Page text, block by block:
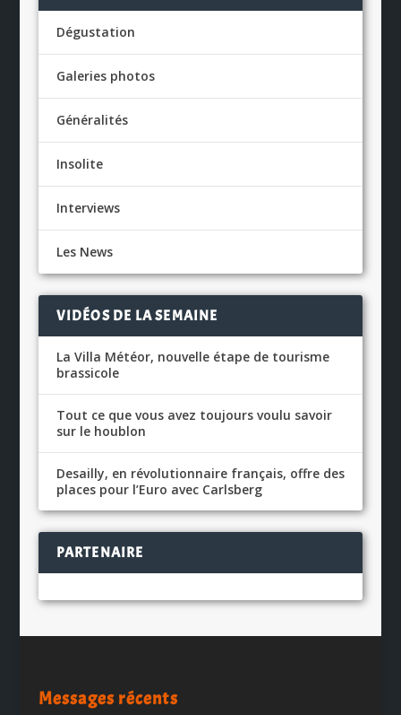
Dégustation
Galeries photos
Généralités
Insolite
Interviews
Les News
VIDÉOS DE LA SEMAINE
La Villa Météor, nouvelle étape de tourisme
brassicole
Tout ce que vous avez toujours voulu savoir
sur le houblon
Desailly, en révolutionnaire français, offre des
places pour l’Euro avec Carlsberg
PARTENAIRE
Messages récents